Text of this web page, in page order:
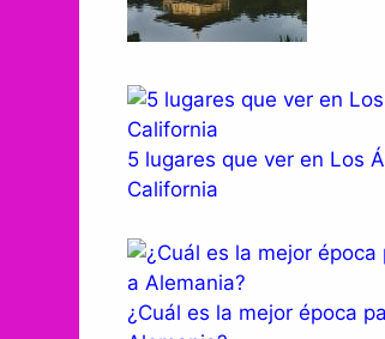
5 lugares que ver en Los
California
¿Cuál es la mejor época